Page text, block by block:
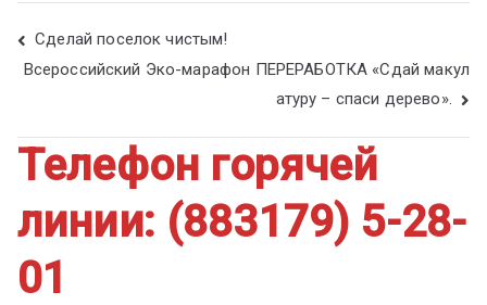
Сделай поселок чистым!
Всероссийский Эко-марафон ПЕРЕРАБОТКА «Сдай макул
атуру – спаси дерево».
Телефон горячей
линии: (883179) 5-28-
01